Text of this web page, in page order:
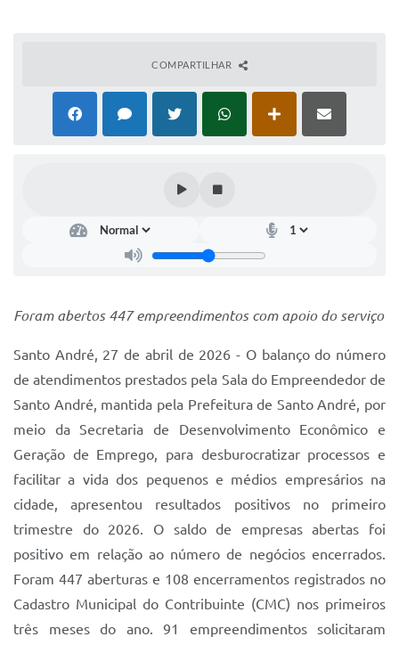
Fale Conosco
FAQ - Perguntas Frequentes
Legislação
Lei de acesso à informação
Passe Escolar
Parque Escola
Portal da Educação
Quadra Fiscal
Sistema Colab
Autarquias
COMPARTILHAR
Foram abertos 447 empreendimentos com apoio do serviço
Santo André, 27 de abril de 2026 - O balanço do número
de atendimentos prestados pela Sala do Empreendedor de
Santo André, mantida pela Prefeitura de Santo André, por
meio da Secretaria de Desenvolvimento Econômico e
Geração de Emprego, para desburocratizar processos e
facilitar a vida dos pequenos e médios empresários na
cidade, apresentou resultados positivos no primeiro
trimestre do 2026. O saldo de empresas abertas foi
positivo em relação ao número de negócios encerrados.
Foram 447 aberturas e 108 encerramentos registrados no
Cadastro Municipal do Contribuinte (CMC) nos primeiros
três meses do ano. 91 empreendimentos solicitaram